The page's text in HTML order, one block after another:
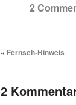
2
« Fernseh-Hinweis
2